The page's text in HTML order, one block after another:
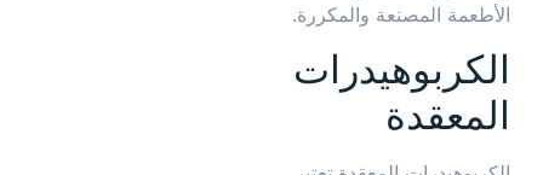
الأطعمة المصنعة والمكررة.
الكربوهيدرات
المعقدة